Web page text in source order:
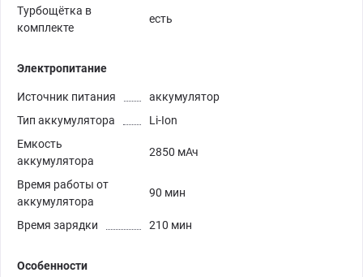
Турбощётка в
комплекте
есть
Электропитание
Источник питания
аккумулятор
Тип аккумулятора
Li-Ion
Емкость
аккумулятора
2850 мАч
Время работы от
аккумулятора
90 мин
Время зарядки 210 мин
Особенности